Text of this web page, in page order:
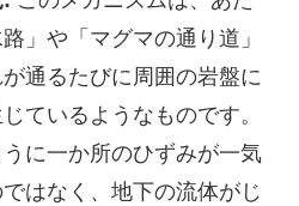
」や「マグマの通り道」
通るたびに周囲の岩盤に
ているようなものです。
に一か所のひずみが一気
はなく、地下の流体がじ